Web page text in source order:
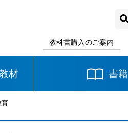
教科書購入のご案内
材 書籍
育